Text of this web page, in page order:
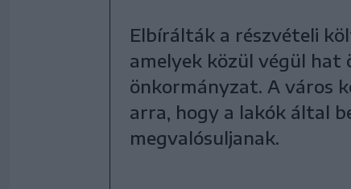
Elbírálták a részvételi
amelyek közül végül hat
önkormányzat. A város
arra, hogy a lakók által
megvalósuljanak.